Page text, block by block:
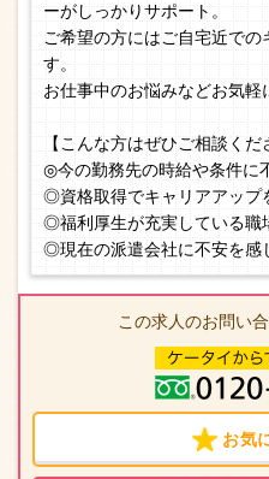
ーがしっかりサポート。
ご希望の方にはご自宅近での
す。
お仕事中のお悩みなどお気軽
【こんな方はぜひご相談くだ
◎今の勤務先の時給や条件に
◎資格取得でキャリアアップ
◎福利厚生が充実している職
◎現在の派遣会社に不安を感
この求人のお問い
お気